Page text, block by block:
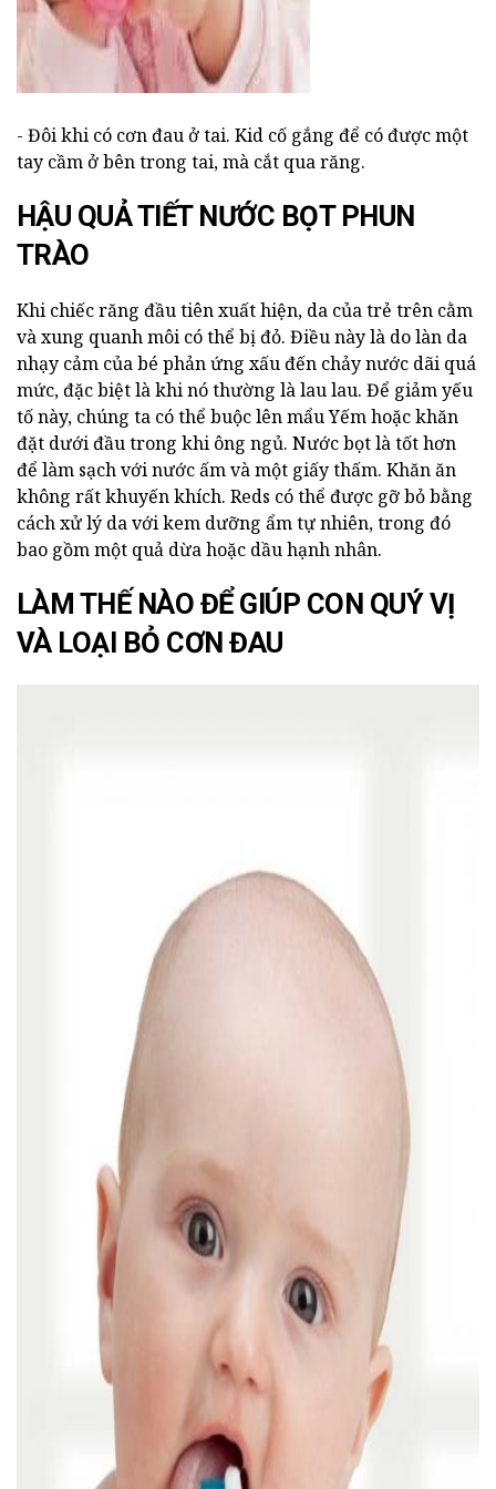
- Đôi khi có cơn đau ở tai. Kid cố gắng để có được một
tay cầm ở bên trong tai, mà cắt qua răng.
HẬU QUẢ TIẾT NƯỚC BỌT PHUN
TRÀO
Khi chiếc răng đầu tiên xuất hiện, da của trẻ trên cằm
và xung quanh môi có thể bị đỏ. Điều này là do làn da
nhạy cảm của bé phản ứng xấu đến chảy nước dãi quá
mức, đặc biệt là khi nó thường là lau lau. Để giảm yếu
tố này, chúng ta có thể buộc lên mẩu Yếm hoặc khăn
đặt dưới đầu trong khi ông ngủ. Nước bọt là tốt hơn
để làm sạch với nước ấm và một giấy thấm. Khăn ăn
không rất khuyến khích. Reds có thể được gỡ bỏ bằng
cách xử lý da với kem dưỡng ẩm tự nhiên, trong đó
bao gồm một quả dừa hoặc dầu hạnh nhân.
LÀM THẾ NÀO ĐỂ GIÚP CON QUÝ VỊ
VÀ LOẠI BỎ CƠN ĐAU